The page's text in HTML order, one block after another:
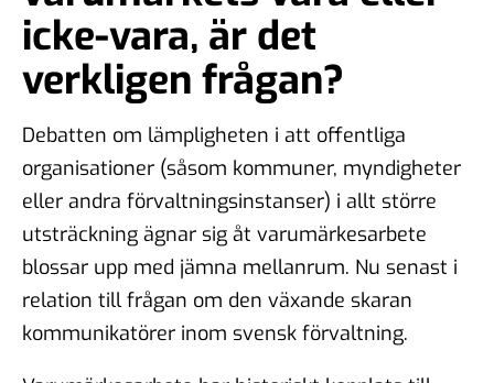
icke-vara, är det
verkligen frågan?
Debatten om lämpligheten i att offentliga
organisationer (såsom kommuner, myndigheter
eller andra förvaltningsinstanser) i allt större
utsträckning ägnar sig åt varumärkesarbete
blossar upp med jämna mellanrum. Nu senast i
relation till frågan om den växande skaran
kommunikatörer inom svensk förvaltning.